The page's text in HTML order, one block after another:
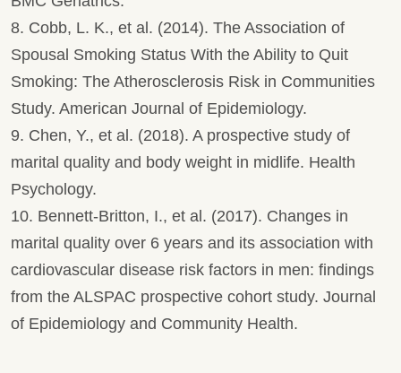
8. Cobb, L. K., et al. (2014). The Association of
Spousal Smoking Status With the Ability to Quit
Smoking: The Atherosclerosis Risk in Communities
Study. American Journal of Epidemiology.
9. Chen, Y., et al. (2018). A prospective study of
marital quality and body weight in midlife. Health
Psychology.
10. Bennett-Britton, I., et al. (2017). Changes in
marital quality over 6 years and its association with
cardiovascular disease risk factors in men: findings
from the ALSPAC prospective cohort study. Journal
of Epidemiology and Community Health.